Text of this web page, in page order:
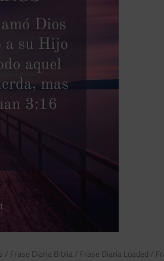
/ Frase Diaria Biblia / Frase Diaria Loaded /